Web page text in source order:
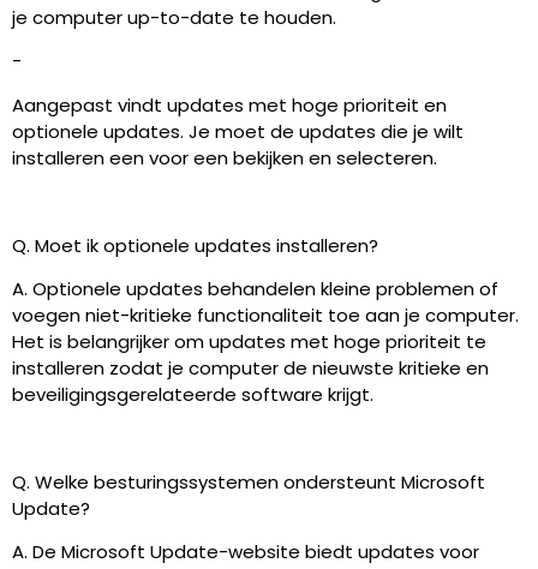
je computer up-to-date te houden.
-
Aangepast vindt updates met hoge prioriteit en
optionele updates. Je moet de updates die je wilt
installeren een voor een bekijken en selecteren.
Q. Moet ik optionele updates installeren?
A. Optionele updates behandelen kleine problemen of
voegen niet-kritieke functionaliteit toe aan je computer.
Het is belangrijker om updates met hoge prioriteit te
installeren zodat je computer de nieuwste kritieke en
beveiligingsgerelateerde software krijgt.
Q. Welke besturingssystemen ondersteunt Microsoft
Update?
A. De Microsoft Update-website biedt updates voor